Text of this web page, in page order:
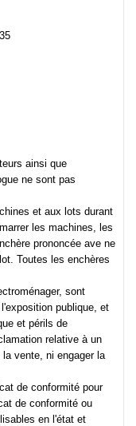
ainsi que
ne sont pas
et aux lots durant
les machines, les
prononcée ave ne
Toutes les enchères
sont
publique, et
et périls de
relative à un
vente, ni engager la
de conformité pour
de conformité ou
en l'état et